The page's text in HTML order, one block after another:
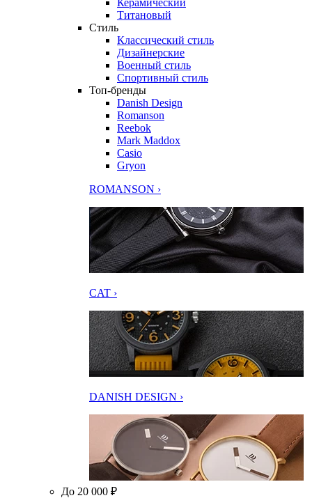
Керамический
Титановый
Стиль
Классический стиль
Дизайнерские
Военный стиль
Спортивный стиль
Топ-бренды
Danish Design
Romanson
Reebok
Mark Maddox
Casio
Gryon
ROMANSON ›
CAT ›
DANISH DESIGN ›
До 20 000 ₽